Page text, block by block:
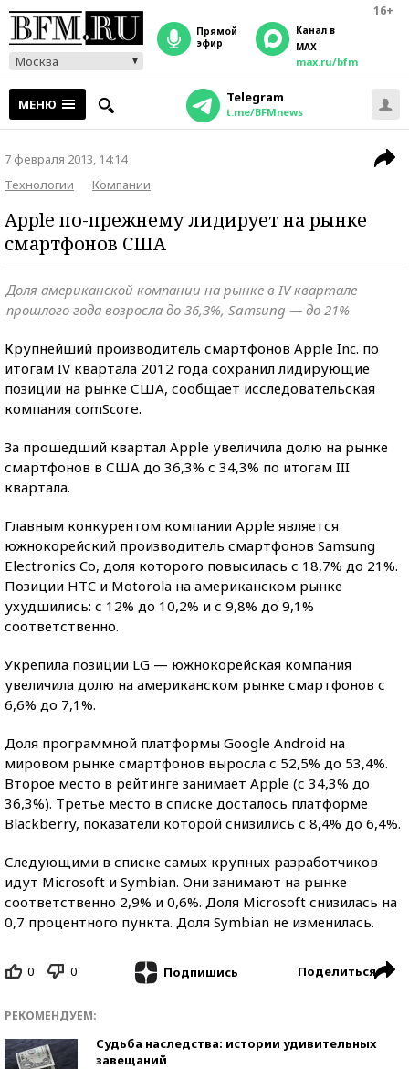
16+
Москва
прямой
эфир
Канал в
MAX
max.ru/bfm
МЕНЮ Telegram
t.me/BFMnews
7 февраля 2013, 14:14
Технологии
Компании
Apple по-прежнему лидирует на рынке
смартфонов США
Доля американской компании на рынке в IV квартале
прошлого года возросла до 36,3%, Samsung — до 21%
Крупнейший производитель смартфонов Apple Inc. по
итогам IV квартала 2012 года сохранил лидирующие
позиции на рынке США, сообщает исследовательская
компания comScore.
За прошедший квартал Apple увеличила долю на рынке
смартфонов в США до 36,3% с 34,3% по итогам III
квартала.
Главным конкурентом компании Apple является
южнокорейский производитель смартфонов Samsung
Electronics Co, доля которого повысилась с 18,7% до 21%.
Позиции HTC и Motorola на американском рынке
ухудшились: с 12% до 10,2% и с 9,8% до 9,1%
соответственно.
Укрепила позиции LG — южнокорейская компания
увеличила долю на американском рынке смартфонов с
6,6% до 7,1%.
Доля программной платформы Google Android на
мировом рынке смартфонов выросла с 52,5% до 53,4%.
Второе место в рейтинге занимает Apple (с 34,3% до
36,3%). Третье место в списке досталось платформе
Blackberry, показатели которой снизились с 8,4% до 6,4%.
Следующими в списке самых крупных разработчиков
идут Microsoft и Symbian. Они занимают на рынке
соответственно 2,9% и 0,6%. Доля Microsoft снизилась на
0,7 процентного пункта. Доля Symbian не изменилась.
0 0 Подпишись Поделиться
РЕКОМЕНДУЕМ:
Судьба наследства: истории удивительных
завещаний